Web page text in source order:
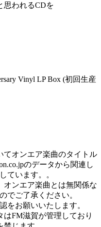
思われるCDを
Vinyl LP Box (初回生産
オンエア楽曲のタイトル
のデータから関連し
ています。。
オンエア楽曲とは無関係な
でご了承ください。
をお願いいたします。
FM滋賀が管理しており